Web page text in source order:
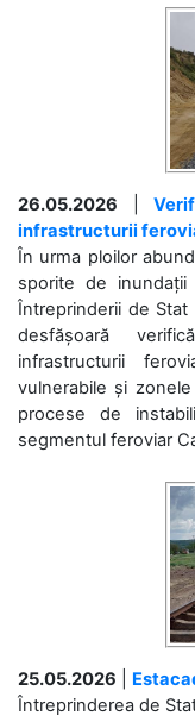
26.05.2026 |
infrastructurii
În urma ploilor
sporite de
Întreprinderii de Stat
desfășoară
infrastructurii
vulnerabile și
procese de
segmentul feroviar
25.05.2026
Întreprinderea de